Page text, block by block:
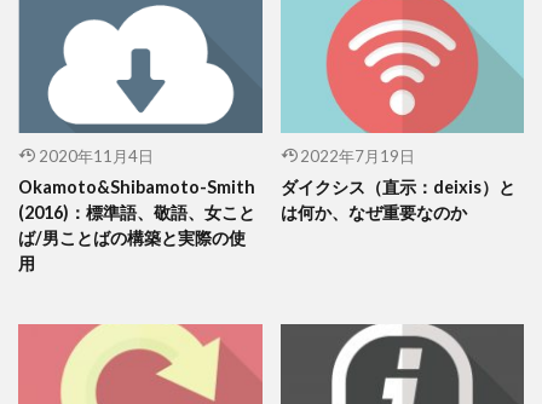
2020年11月4日
Okamoto&Shibamoto-Smith
(2016)：標準語、敬語、女こと
ば/男ことばの構築と実際の使
用
2022年7月19日
ダイクシス（直示：deixis）と
は何か、なぜ重要なのか